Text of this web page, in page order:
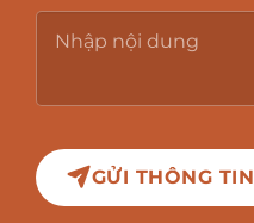
GỬI THÔNG TIN